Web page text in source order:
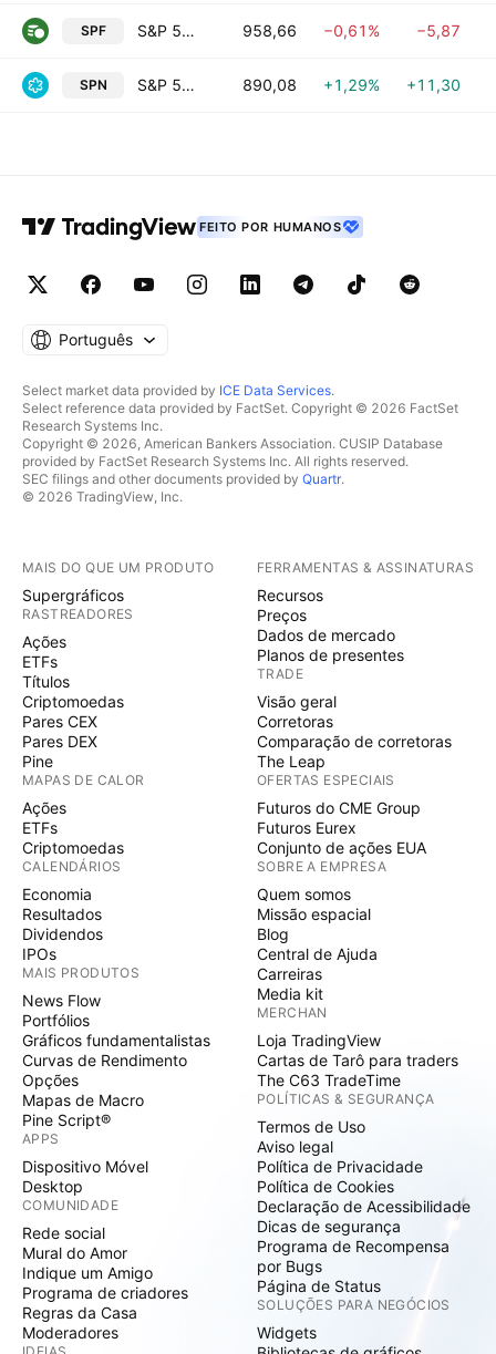
SPF S&P 500 Financials 958,66 −0,61% −5,87
SPN S&P 500 Energy 890,08 +1,29% +11,30
FEITO POR HUMANOS
Português
Select market data provided by ICE Data Services.
Select reference data provided by FactSet. Copyright © 2026 FactSet
Research Systems Inc.
Copyright © 2026, American Bankers Association. CUSIP Database
provided by FactSet Research Systems Inc. All rights reserved.
SEC filings and other documents provided by Quartr.
© 2026 TradingView, Inc.
MAIS DO QUE UM PRODUTO
Supergráficos
RASTREADORES
Ações
ETFs
Títulos
Criptomoedas
Pares CEX
Pares DEX
Pine
MAPAS DE CALOR
Ações
ETFs
Criptomoedas
CALENDÁRIOS
Economia
Resultados
Dividendos
IPOs
MAIS PRODUTOS
News Flow
Portfólios
Gráficos fundamentalistas
Curvas de Rendimento
Opções
Mapas de Macro
Pine Script®
APPS
Dispositivo Móvel
Desktop
COMUNIDADE
Rede social
Mural do Amor
Indique um Amigo
Programa de criadores
Regras da Casa
Moderadores
FERRAMENTAS & ASSINATURAS
Recursos
Preços
Dados de mercado
Planos de presentes
TRADE
Visão geral
Corretoras
Comparação de corretoras
The Leap
OFERTAS ESPECIAIS
Futuros do CME Group
Futuros Eurex
Conjunto de ações EUA
SOBRE A EMPRESA
Quem somos
Missão espacial
Blog
Central de Ajuda
Carreiras
Media kit
MERCHAN
Loja TradingView
Cartas de Tarô para traders
The C63 TradeTime
POLÍTICAS & SEGURANÇA
Termos de Uso
Aviso legal
Política de Privacidade
Política de Cookies
Declaração de Acessibilidade
Dicas de segurança
Programa de Recompensa
por Bugs
Página de Status
SOLUÇÕES PARA NEGÓCIOS
Widgets